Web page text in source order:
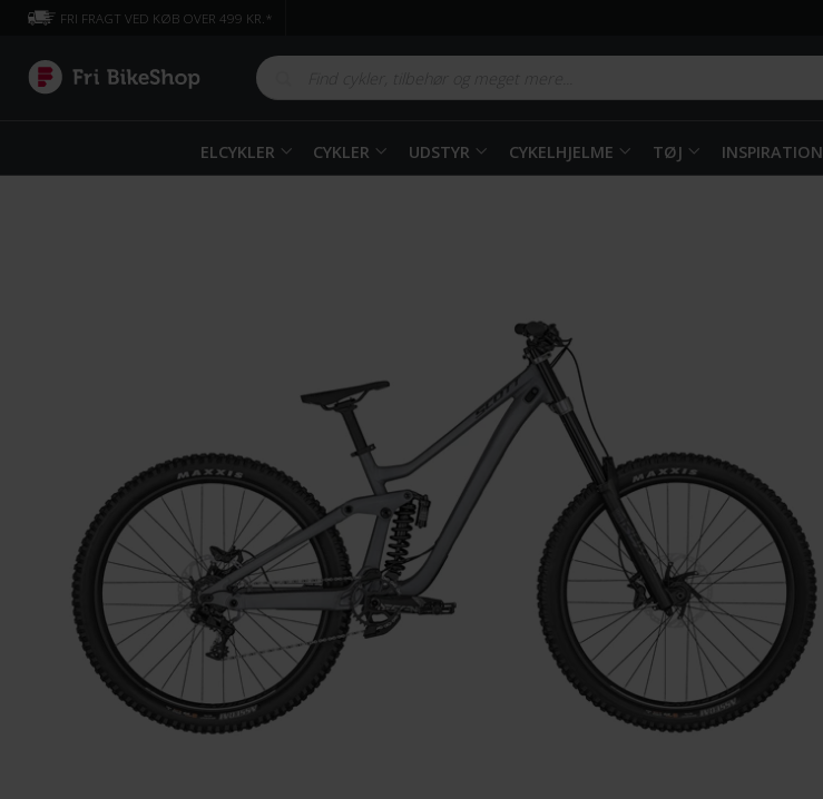
FRI FRAGT VED KØB OVER 499 KR.*
ELCYKLER CYKLER UDSTYR CYKELHJELME TØJ INSPIRATION